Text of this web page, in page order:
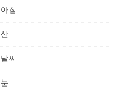
아침
산
날씨
눈